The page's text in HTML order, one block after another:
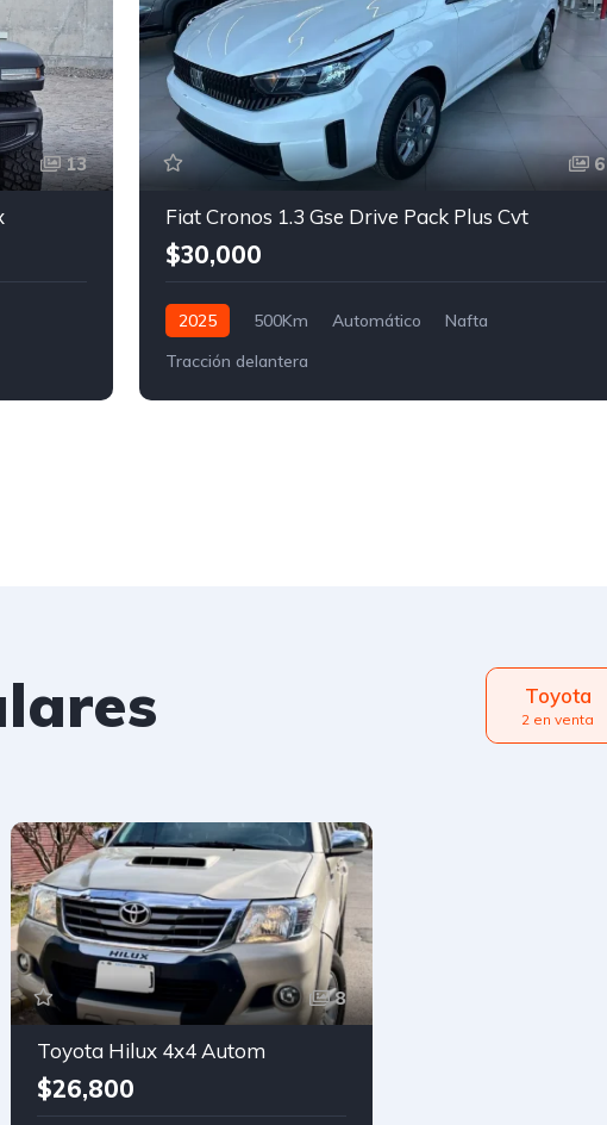
13 6
Fiat Cronos 1.3 Gse Drive Pack Plus Cvt
$30,000
2025 500Km Automático
Nafta
Tracción delantera
Toyota
2 en venta
8
Toyota Hilux 4x4 Autom
$26,800